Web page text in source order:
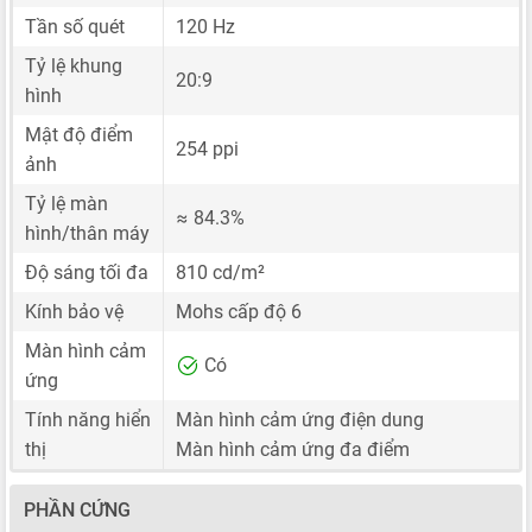
Tần số quét
120 Hz
Tỷ lệ khung
hình
20:9
Mật độ điểm
ảnh
254 ppi
Tỷ lệ màn
hình/thân máy
≈ 84.3%
Độ sáng tối đa
810 cd/m²
Kính bảo vệ
Mohs cấp độ 6
Màn hình cảm
ứng
Có
Tính năng hiển
thị
Màn hình cảm ứng điện dung
Màn hình cảm ứng đa điểm
PHẦN CỨNG